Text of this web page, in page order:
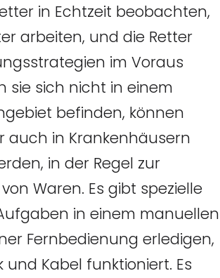
in Echtzeit beobachten,
arbeiten, und die Retter
im Voraus
sie sich nicht in einem
befinden, können
auch in Krankenhäusern
in der Regel zur
Waren. Es gibt spezielle
in einem manuellen
Fernbedienung erledigen,
und Kabel funktioniert. Es